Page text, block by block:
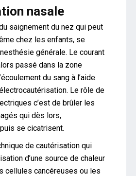
nasale
saignement du nez qui peut
chez les enfants, se
générale. Le courant
passé dans la zone
du sang à l’aide
Le rôle de
c’est de brûler les
qui dès lors,
se cicatrisent.
de cautérisation qui
d’une source de chaleur
cellules cancéreuses ou les